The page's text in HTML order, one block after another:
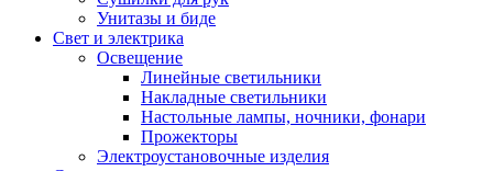
Унитазы и биде
Свет и электрика
Освещение
Линейные светильники
Накладные светильники
Настольные лампы, ночники, фонари
Прожекторы
Электроустановочные изделия